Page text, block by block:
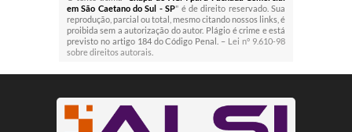
em São Caetano do Sul - SP" é de direito reservado. Sua
reprodução, parcial ou total, mesmo citando nossos links, é
proibida sem a autorização do autor. Plágio é crime e está
previsto no artigo 184 do Código Penal. – Lei n° 9.610-98
sobre direitos autorais.